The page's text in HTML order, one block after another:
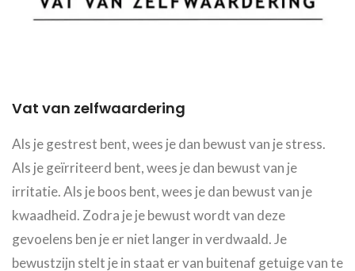
Vat van zelfwaardering
Als je gestrest bent, wees je dan bewust van je stress.
Als je geïrriteerd bent, wees je dan bewust van je
irritatie. Als je boos bent, wees je dan bewust van je
kwaadheid. Zodra je je bewust wordt van deze
gevoelens ben je er niet langer in verdwaald. Je
bewustzijn stelt je in staat er van buitenaf getuige van te